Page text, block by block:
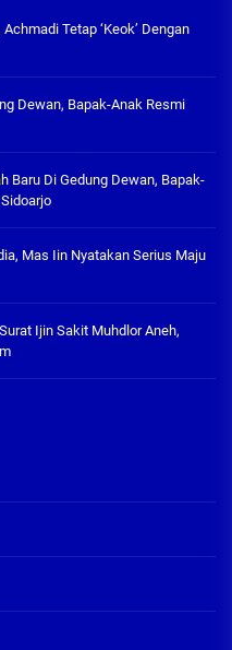
Tetap ‘Keok’ Dengan
Dewan, Bapak-Anak Resmi
Baru Di Gedung Dewan, Bapak-
Mas Iin Nyatakan Serius Maju
Ijin Sakit Muhdlor Aneh,